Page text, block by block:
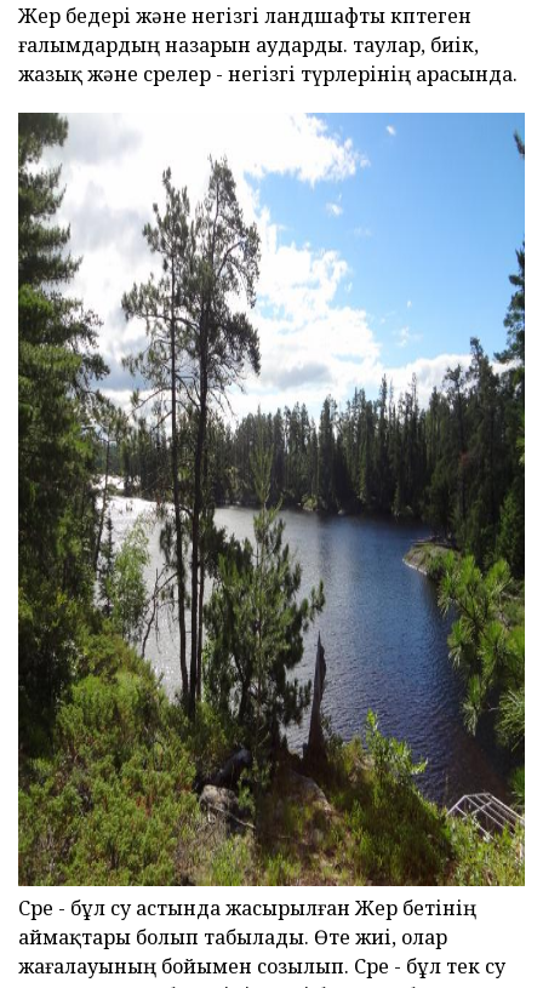
Жер бедері және негізгі ландшафты көптеген
ғалымдардың назарын аударды. таулар, биік,
жазық және сөрелер - негізгі түрлерінің арасында.
ad
Сөре - бұл су астында жасырылған Жер бетінің
аймақтары болып табылады. Өте жиі, олар
жағалауының бойымен созылып. Сөре - бұл тек су